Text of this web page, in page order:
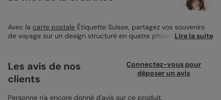
Avec la carte postale Étiquette Suisse, partagez vos souvenirs
de voyage sur un design structuré en quatre photos autour de
L’impression professionnelle garantit un rendu de qualité pour
un envoi soigné.
Lire la suite
Les avis de nos
clients
Connectez-vous pour
déposer un avis
Personne n'a encore donné d'avis sur ce produit.